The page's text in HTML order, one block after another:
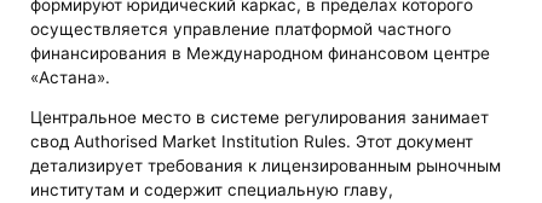
формируют юридический каркас, в пределах которого
осуществляется управление платформой частного
финансирования в Международном финансовом центре
«Астана».
Центральное место в системе регулирования занимает
свод Authorised Market Institution Rules. Этот документ
детализирует требования к лицензированным рыночным
институтам и содержит специальную главу,